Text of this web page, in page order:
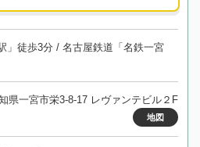
」徒歩3分 / 名古屋鉄道「名鉄一宮
県一宮市栄3-8-17 レヴァンテビル２F
地図